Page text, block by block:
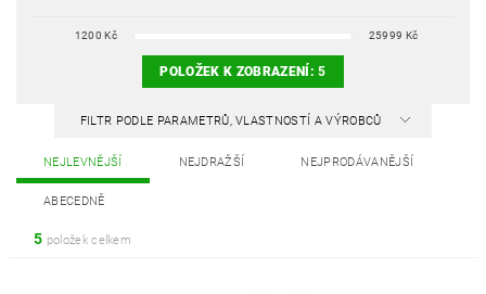
1200 Kč 25999 Kč
POLOŽEK K ZOBRAZENÍ:5
FILTR PODLE PARAMETRŮ, VLASTNOSTÍ A VÝROBCŮ
NEJLEVNĚJŠÍ NEJDRAŽŠÍ NEJPRODÁVANĚJŠÍ
ABECEDNĚ
5 položek celkem